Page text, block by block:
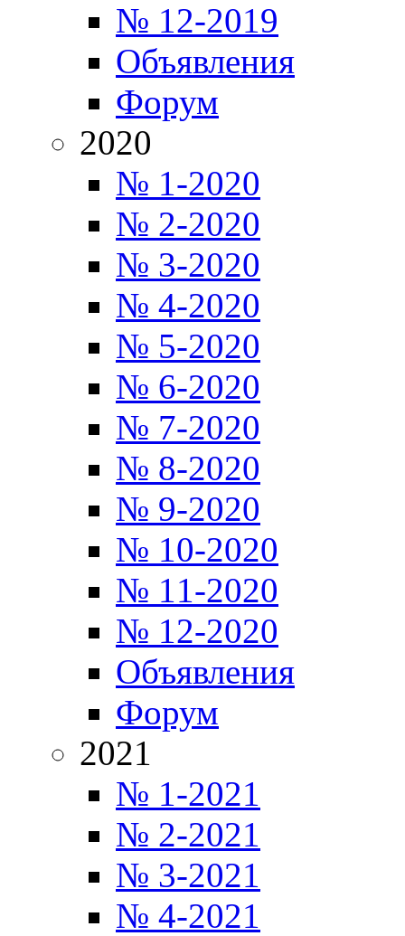
№ 12-2019
Объявления
Форум
2020
№ 1-2020
№ 2-2020
№ 3-2020
№ 4-2020
№ 5-2020
№ 6-2020
№ 7-2020
№ 8-2020
№ 9-2020
№ 10-2020
№ 11-2020
№ 12-2020
Объявления
Форум
2021
№ 1-2021
№ 2-2021
№ 3-2021
№ 4-2021